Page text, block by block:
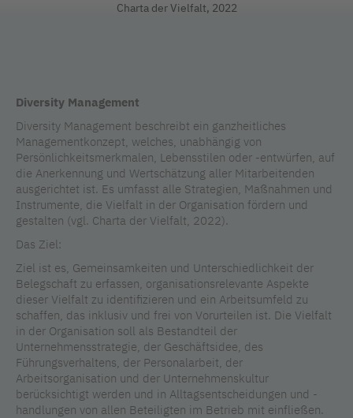
Charta der Vielfalt, 2022
Diversity Management
Diversity Management beschreibt ein ganzheitliches
Managementkonzept, welches, unabhängig von
Persönlichkeitsmerkmalen, Lebensstilen oder -entwürfen, auf
die Anerkennung und Wertschätzung aller Mitarbeitenden
ausgerichtet ist. Es umfasst alle Strategien, Maßnahmen und
Instrumente, die Vielfalt in der Organisation fördern und
gestalten (vgl. Charta der Vielfalt, 2022).
Das Ziel:
Ziel ist es, Gemeinsamkeiten und Unterschiedlichkeit der
Belegschaft zu erfassen, organisationsrelevante Aspekte
dieser Vielfalt zu identifizieren und ein Arbeitsumfeld zu
schaffen, das inklusiv und frei von Vorurteilen ist. Die Vielfalt
in der Organisation soll als Bestandteil der
Unternehmensstrategie, der Geschäftsidee, des
Führungsverhaltens, der Personalarbeit, der
Arbeitsorganisation und der Unternehmenskultur
berücksichtigt werden und in Alltagsentscheidungen und -
handlungen von allen Beteiligten im Betrieb mit einfließen.